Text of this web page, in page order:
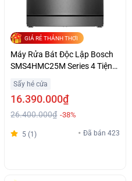
GIÁ RẺ THẢNH THƠI
Máy Rửa Bát Độc Lập Bosch
SMS4HMC25M Series 4 Tiện
Sấy hé cửa
16.390.000₫
26.400.000₫ -38%
5 (1) Đã bán 423